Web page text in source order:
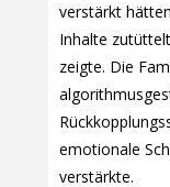
verstärkt
Inhalte
zeigte. Die
emotionale
verstärkte.